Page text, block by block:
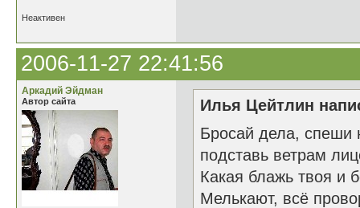
Неактивен
2006-11-27 22:41:56
Аркадий Эйдман
Автор сайта
Илья Цейтлин
Бросай дела, спеши
подставь ветрам
Какая блажь твоя и
Мелькают, всё